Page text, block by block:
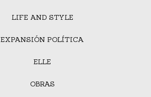
LIFE AND STYLE
EXPANSIÓN POLÍTICA
ELLE
OBRAS